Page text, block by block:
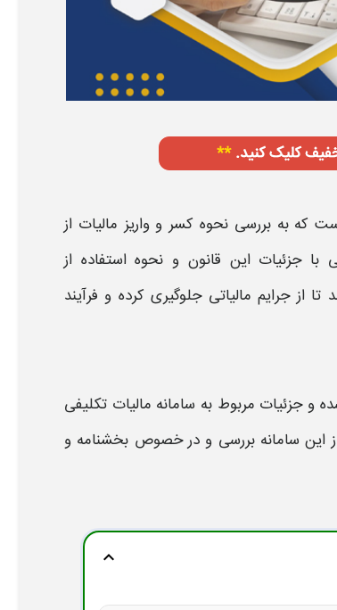
که به بررسی نحوه کسر و واریز مالیات از
جزئیات این قانون و نحوه استفاده از
از جرایم مالیاتیجلوگیری کرده و فرآیند
و جزئیات مربوط به سامانه مالیات تکلیفی
این سامانه بررسی و در خصوص بخشنامه‌ و
expand_more